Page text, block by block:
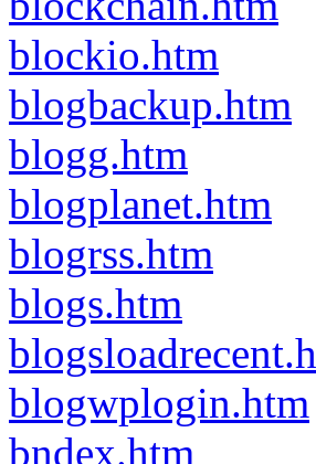
blockio.htm
blogbackup.htm
blogg.htm
blogplanet.htm
blogrss.htm
blogs.htm
blogwplogin.htm
bndex.htm